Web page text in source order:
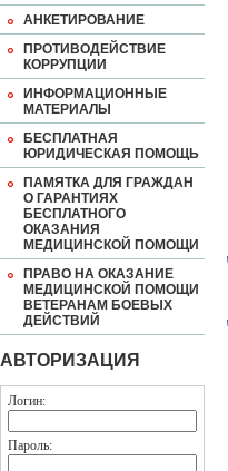
АНКЕТИРОВАНИЕ
ПРОТИВОДЕЙСТВИЕ
КОРРУПЦИИ
ИНФОРМАЦИОННЫЕ
МАТЕРИАЛЫ
БЕСПЛАТНАЯ
ЮРИДИЧЕСКАЯ ПОМОЩЬ
ПАМЯТКА ДЛЯ ГРАЖДАН
О ГАРАНТИЯХ
БЕСПЛАТНОГО
ОКАЗАНИЯ
МЕДИЦИНСКОЙ ПОМОЩИ
ПРАВО НА ОКАЗАНИЕ
МЕДИЦИНСКОЙ ПОМОЩИ
ВЕТЕРАНАМ БОЕВЫХ
ДЕЙСТВИЙ
АВТОРИЗАЦИЯ
Логин:
Пароль: